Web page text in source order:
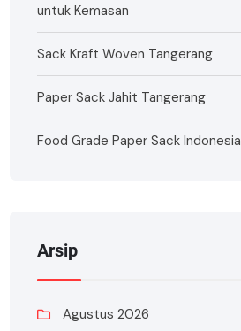
untuk Kemasan
Sack Kraft Woven Tangerang
Paper Sack Jahit Tangerang
Food Grade Paper Sack Indonesia
Arsip
Agustus 2026